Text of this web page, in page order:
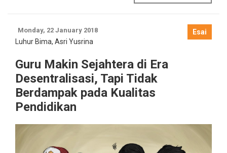
Esai
Monday, 22 January 2018
Luhur Bima, Asri Yusrina
Guru Makin Sejahtera di Era
Desentralisasi, Tapi Tidak
Berdampak pada Kualitas
Pendidikan